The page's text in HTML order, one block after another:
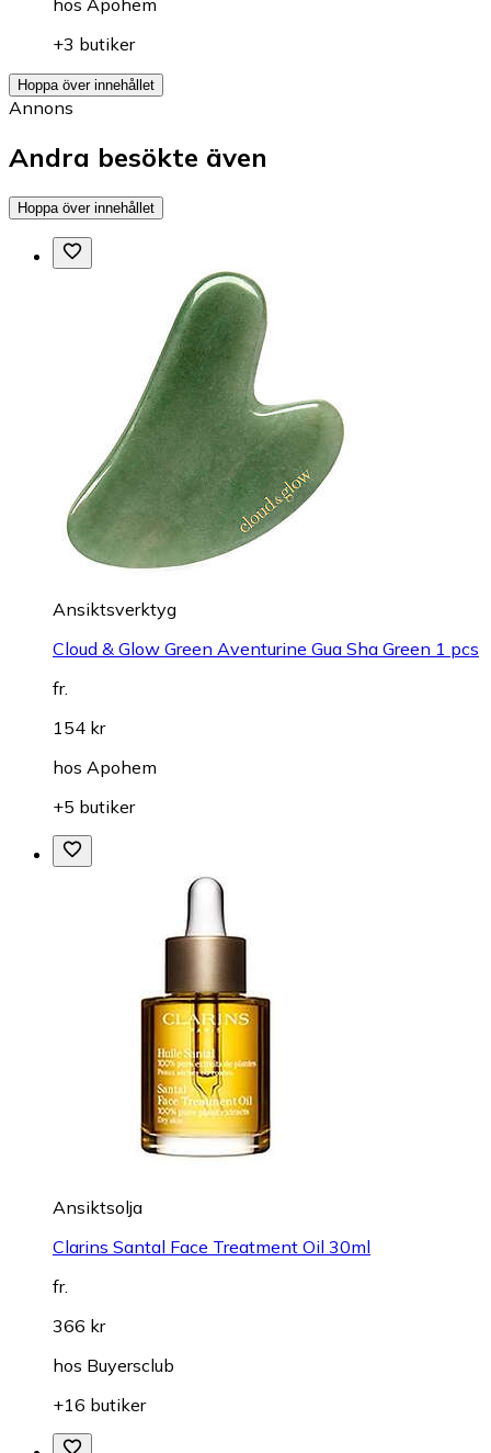
+3 butiker
Hoppa över innehållet
Annons
Andra besökte även
Hoppa över innehållet
Ansiktsverktyg
Cloud & Glow Green Aventurine Gua Sha Green 1 pcs
fr.
154 kr
hos Apohem
+5 butiker
Ansiktsolja
Clarins Santal Face Treatment Oil 30ml
fr.
366 kr
hos Buyersclub
+16 butiker